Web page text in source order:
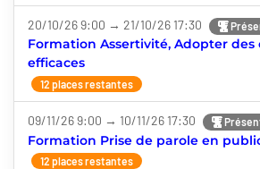
20/10/26 9:00 → 21/10/26 17:30
Formation Assertivité, Adopter
efficaces
12 places restantes
09/11/26 9:00 → 10/11/26 17:30
Formation Prise de parole en
12 places restantes